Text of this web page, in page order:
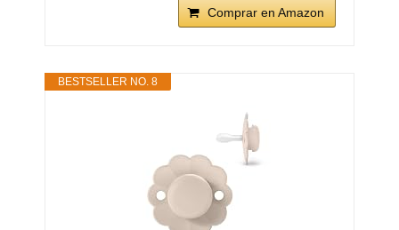
Comprar en Amazon
BESTSELLER NO. 8